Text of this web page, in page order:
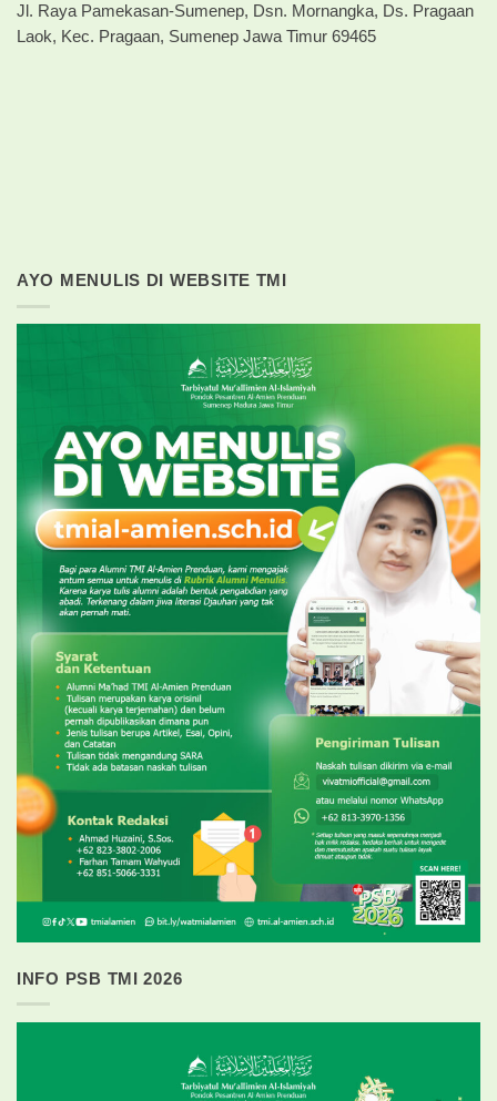
Jl. Raya Pamekasan-Sumenep, Dsn. Mornangka, Ds. Pragaan
Laok, Kec. Pragaan, Sumenep Jawa Timur 69465
AYO MENULIS DI WEBSITE TMI
INFO PSB TMI 2026